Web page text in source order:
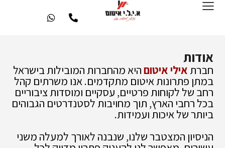
אודות
חברתאילי איטוםהיא מהחברות המובילות בישראל
במתן פתרונות איטום מתקדמים. אנו משרתים קהל
רחב של לקוחות פרטיים, עסקיים ומוסדות ציבוריים
בכל רחבי הארץ, תוך מחויבות לסטנדרטים הגבוהים
ביותר של איכות ועמידות.
הניסיון המצטבר שלנו, שנבנה לאורך למעלה משני